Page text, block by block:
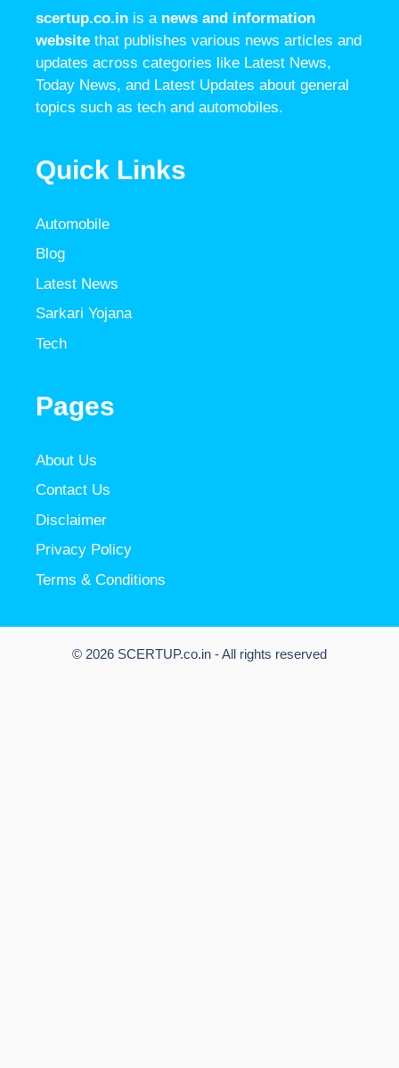
scertup.co.in is a news and information
website that publishes various news articles and
updates across categories like Latest News,
Today News, and Latest Updates about general
topics such as tech and automobiles.
Quick Links
Automobile
Blog
Latest News
Sarkari Yojana
Tech
Pages
About Us
Contact Us
Disclaimer
Privacy Policy
Terms & Conditions
© 2026 SCERTUP.co.in - All rights reserved